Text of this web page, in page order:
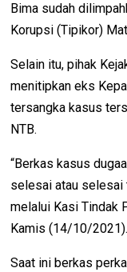
Bima sudah
Korupsi (Tipikor)
Selain itu, pihak
menitipkan eks
tersangka kasus
NTB.
“Berkas kasus
selesai atau selesai
melalui Kasi Tindak
Kamis (14/10/2021).
Saat ini berkas